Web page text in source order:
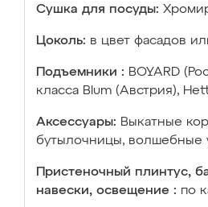
Сушка для посуды:
Цоколь: в цвет фасадов
Подъемники : BOYARD
класса Blum (Австрия),
Аксессуары: Выкатные
бутылочницы, волшебные
Пристеночный плинтус,
навески, освещение : по